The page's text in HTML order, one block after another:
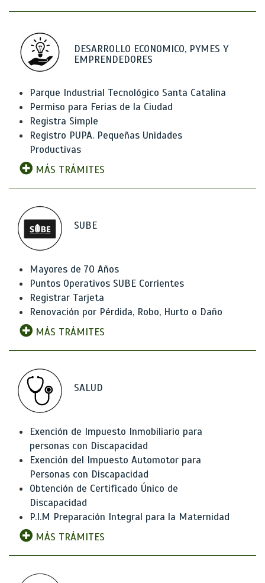
DESARROLLO ECONOMICO, PYMES Y
EMPRENDEDORES
Parque Industrial Tecnológico Santa Catalina
Permiso para Ferias de la Ciudad
Registra Simple
Registro PUPA. Pequeñas Unidades
Productivas
MÁS TRÁMITES
SUBE
Mayores de 70 Años
Puntos Operativos SUBE Corrientes
Registrar Tarjeta
Renovación por Pérdida, Robo, Hurto o Daño
MÁS TRÁMITES
SALUD
Exención de Impuesto Inmobiliario para
personas con Discapacidad
Exención del Impuesto Automotor para
Personas con Discapacidad
Obtención de Certificado Único de
Discapacidad
P.I.M Preparación Integral para la Maternidad
MÁS TRÁMITES